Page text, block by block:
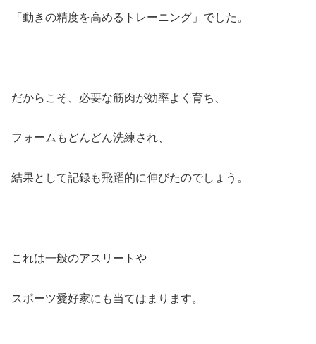
「動きの精度を高めるトレーニング」でした。
だからこそ、必要な筋肉が効率よく育ち、
フォームもどんどん洗練され、
結果として記録も飛躍的に伸びたのでしょう。
これは一般のアスリートや
スポーツ愛好家にも当てはまります。